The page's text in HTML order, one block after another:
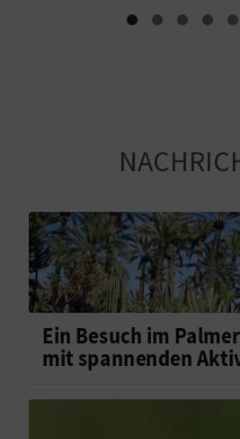
Ein Besuch im
mit spannenden